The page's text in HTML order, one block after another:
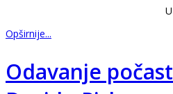
Opširnije...
Odavanje